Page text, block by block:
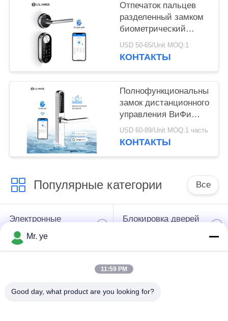
Отпечаток пальцев
разделенный замком
биометрический
беспроводное
современное
стандарта
USD 50-65/Unit MOQ:1
КОНТАКТЫ
Полнофункциональный
замок дистанционного
управления ВиФи
Блуэтоотх замка кода
нержавеющей стали
USD 60-89/Unit MOQ:1 часть
КОНТАКТЫ
Популярные категории Все
Электронные
дверные замки
Блокировка дверей
Дверной замок
Mr. ye
11:59 PM
Good day, what product are you looking for?